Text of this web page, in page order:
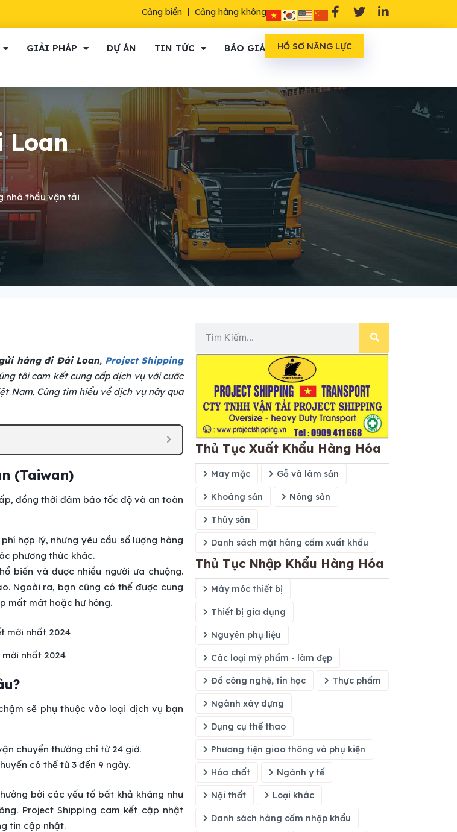
Cảng biển Cảng hàng không
GIẢI PHÁP DỰ ÁN TIN TỨC BÁO GIÁ HỒ SƠ NĂNG LỰC
Loan
nhà thầu vận tải
hàng đi Đài Loan, Project Shipping
tôi cam kết cung cấp dịch vụ với cước
Nam. Cùng tìm hiểu về dịch vụ này qua
(Taiwan)
đồng thời đảm bảo tốc độ và an toàn
hợp lý, nhưng yêu cầu số lượng hàng
phương thức khác.
biến và được nhiều người ưa chuộng.
Ngoài ra, bạn cũng có thể được cung
mất mát hoặc hư hỏng.
nhất 2024
sẽ phụ thuộc vào loại dịch vụ bạn
chuyển thường chỉ từ 24 giờ.
có thể từ 3 đến 9 ngày.
bởi các yếu tố bất khả kháng như
Project Shipping cam kết cập nhật
tin cập nhật.
Thủ Tục Xuất Khẩu Hàng Hóa
May mặc Gỗ và lâm sản
Khoáng sản Nông sản
Thủy sản
Danh sách mặt hàng cấm xuất khẩu
Thủ Tục Nhập Khẩu Hàng Hóa
Máy móc thiết bị
Thiết bị gia dụng
Nguyên phụ liệu
Các loại mỹ phẩm - làm đẹp
Đồ công nghệ, tin học Thực phẩm
Ngành xây dựng
Dụng cụ thể thao
Phương tiện giao thông và phụ kiện
Hóa chất Ngành y tế
Nội thất Loại khác
Danh sách hàng cấm nhập khẩu